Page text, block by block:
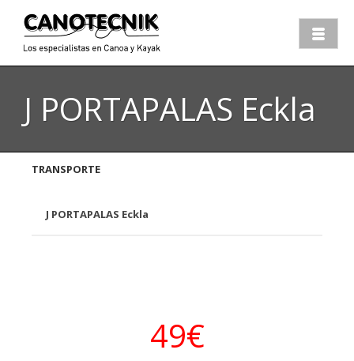
J PORTAPALAS Eckla
TRANSPORTE
J PORTAPALAS Eckla
49€